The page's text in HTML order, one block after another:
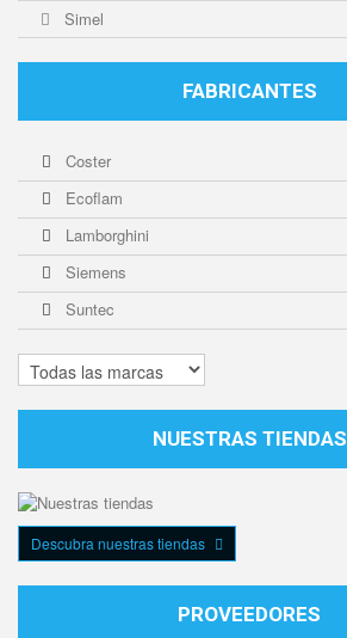
Simel
FABRICANTES
Coster
Ecoflam
Lamborghini
Siemens
Suntec
NUESTRAS TIENDAS
Descubra nuestras tiendas
PROVEEDORES